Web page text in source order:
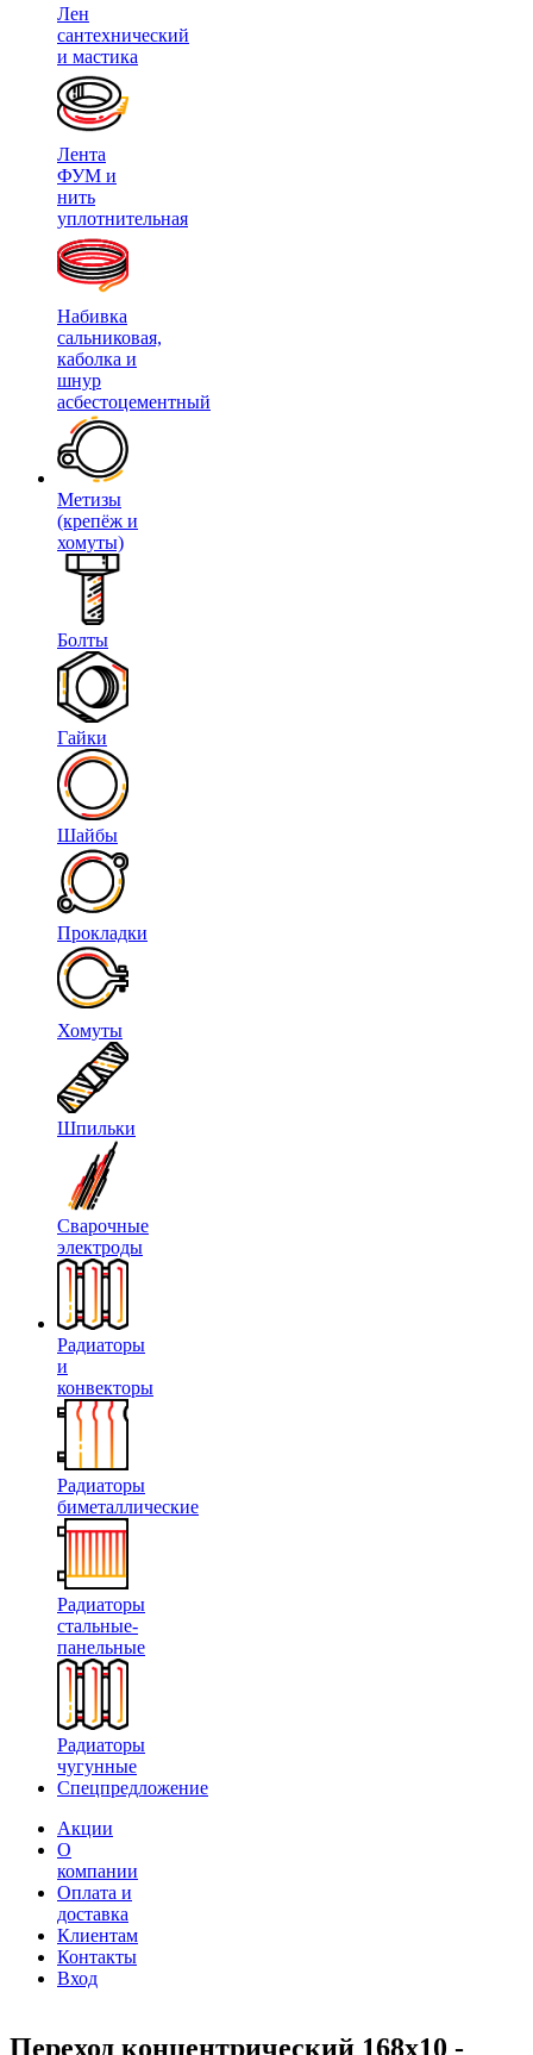
Лен
сантехнический
и мастика
Лента
ФУМ и
нить
уплотнительная
Набивка
сальниковая,
каболка и
шнур
асбестоцементный
Метизы
(крепёж и
хомуты)
Болты
Гайки
Шайбы
Прокладки
Хомуты
Шпильки
Сварочные
электроды
Радиаторы
и
конвекторы
Радиаторы
биметаллические
Радиаторы
стальные-
панельные
Радиаторы
чугунные
Спецпредложение
Акции
О
компании
Оплата и
доставка
Клиентам
Контакты
Вход
Переход концентрический 168х10 -